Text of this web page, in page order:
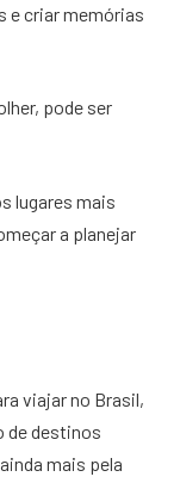
e criar memórias
pode ser
lugares mais
a planejar
viajar no Brasil,
de destinos
mais pela